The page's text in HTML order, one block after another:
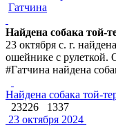
Гатчина
Найдена собака той-
23 октября с. г.
ошейнике с рулеткой.
#Гатчина найдена
Найдена собака той-
23226
1337
23 октября 2024